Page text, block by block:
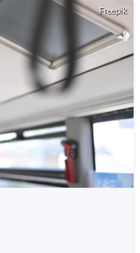
Freepik